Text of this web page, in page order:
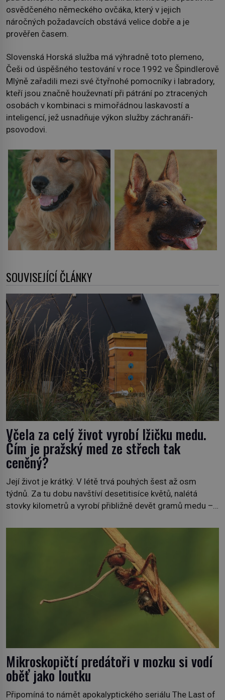
osvědčeného německého ovčáka, který v jejich
náročných požadavcích obstává velice dobře a je
prověřen časem.
Slovenská Horská služba má výhradně toto plemeno,
Češi od úspěšného testování v roce 1992 ve Špindlerově
Mlýně zařadili mezi své čtyřnohé pomocníky i labradory,
kteří jsou značně houževnatí při pátrání po ztracených
osobách v kombinaci s mimořádnou laskavostí a
inteligencí, jež usnadňuje výkon služby záchranáři-
psovodovi.
SOUVISEJÍCÍ ČLÁNKY
Včela za celý život vyrobí lžičku medu.
Čím je pražský med ze střech tak
ceněný?
Její život je krátký. V létě trvá pouhých šest až osm
týdnů. Za tu dobu navštíví desetitisíce květů, nalétá
stovky kilometrů a vyrobí přibližně devět gramů medu –
bezvýznamná. Teprve když se spojí s dalšími desítkami
tisíc příslušnic svého včelstva, vznikne jeden z
nejdokonalejších organismů […]
Mikroskopičtí predátoři v mozku si vodí
oběť jako loutku
Připomíná to námět apokalyptického seriálu The Last of